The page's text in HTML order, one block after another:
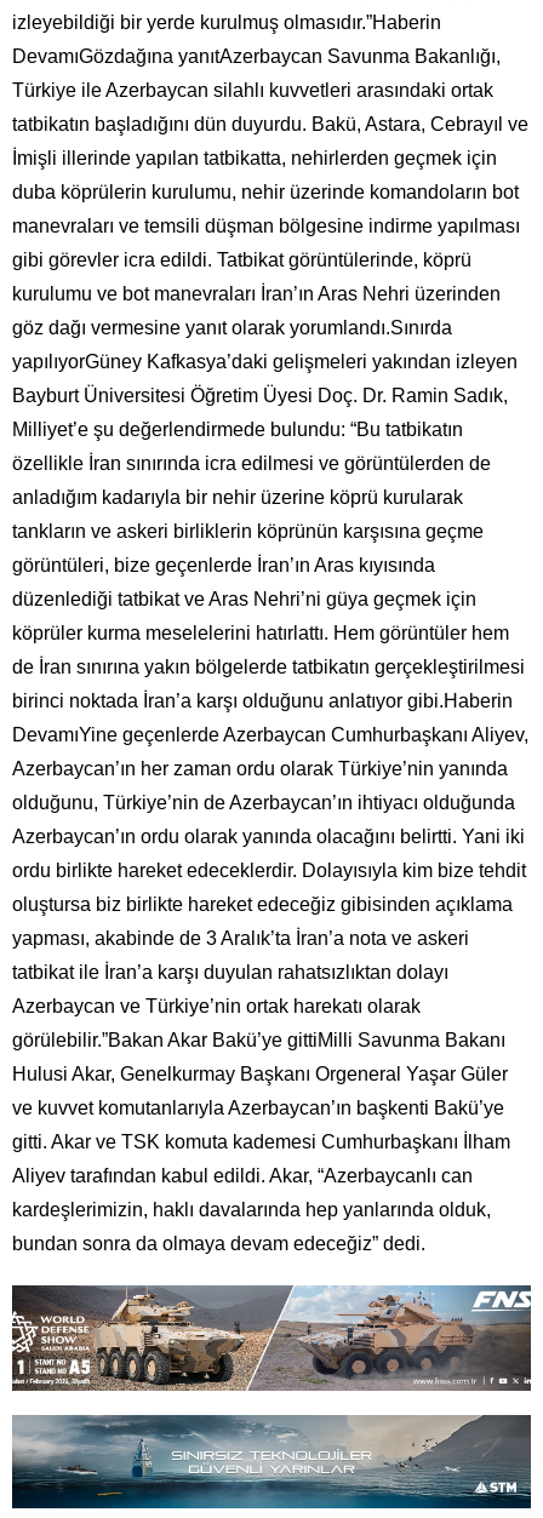
izleyebildiği bir yerde kurulmuş olmasıdır.”Haberin
DevamıGözdağına yanıtAzerbaycan Savunma Bakanlığı,
Türkiye ile Azerbaycan silahlı kuvvetleri arasındaki ortak
tatbikatın başladığını dün duyurdu. Bakü, Astara, Cebrayıl ve
İmişli illerinde yapılan tatbikatta, nehirlerden geçmek için
duba köprülerin kurulumu, nehir üzerinde komandoların bot
manevraları ve temsili düşman bölgesine indirme yapılması
gibi görevler icra edildi. Tatbikat görüntülerinde, köprü
kurulumu ve bot manevraları İran’ın Aras Nehri üzerinden
göz dağı vermesine yanıt olarak yorumlandı.Sınırda
yapılıyorGüney Kafkasya’daki gelişmeleri yakından izleyen
Bayburt Üniversitesi Öğretim Üyesi Doç. Dr. Ramin Sadık,
Milliyet’e şu değerlendirmede bulundu: “Bu tatbikatın
özellikle İran sınırında icra edilmesi ve görüntülerden de
anladığım kadarıyla bir nehir üzerine köprü kurularak
tankların ve askeri birliklerin köprünün karşısına geçme
görüntüleri, bize geçenlerde İran’ın Aras kıyısında
düzenlediği tatbikat ve Aras Nehri’ni güya geçmek için
köprüler kurma meselelerini hatırlattı. Hem görüntüler hem
de İran sınırına yakın bölgelerde tatbikatın gerçekleştirilmesi
birinci noktada İran’a karşı olduğunu anlatıyor gibi.Haberin
DevamıYine geçenlerde Azerbaycan Cumhurbaşkanı Aliyev,
Azerbaycan’ın her zaman ordu olarak Türkiye’nin yanında
olduğunu, Türkiye’nin de Azerbaycan’ın ihtiyacı olduğunda
Azerbaycan’ın ordu olarak yanında olacağını belirtti. Yani iki
ordu birlikte hareket edeceklerdir. Dolayısıyla kim bize tehdit
oluştursa biz birlikte hareket edeceğiz gibisinden açıklama
yapması, akabinde de 3 Aralık’ta İran’a nota ve askeri
tatbikat ile İran’a karşı duyulan rahatsızlıktan dolayı
Azerbaycan ve Türkiye’nin ortak harekatı olarak
görülebilir.”Bakan Akar Bakü’ye gittiMilli Savunma Bakanı
Hulusi Akar, Genelkurmay Başkanı Orgeneral Yaşar Güler
ve kuvvet komutanlarıyla Azerbaycan’ın başkenti Bakü’ye
gitti. Akar ve TSK komuta kademesi Cumhurbaşkanı İlham
Aliyev tarafından kabul edildi. Akar, “Azerbaycanlı can
kardeşlerimizin, haklı davalarında hep yanlarında olduk,
bundan sonra da olmaya devam edeceğiz” dedi.